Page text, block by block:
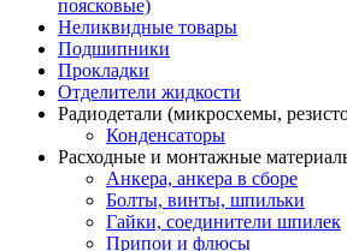
поясковые)
Неликвидные товары
Подшипники
Прокладки
Отделители жидкости
Радиодетали (микросхемы,
Конденсаторы
Расходные и монтажные
Анкера, анкера в сборе
Болты, винты, шпильки
Гайки, соединители шпилек
Припои и флюсы